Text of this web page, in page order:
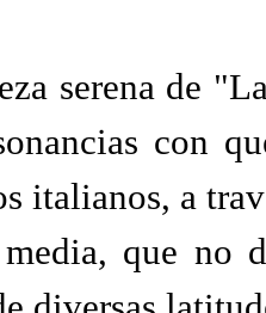
serena de
con
italianos, a
que no